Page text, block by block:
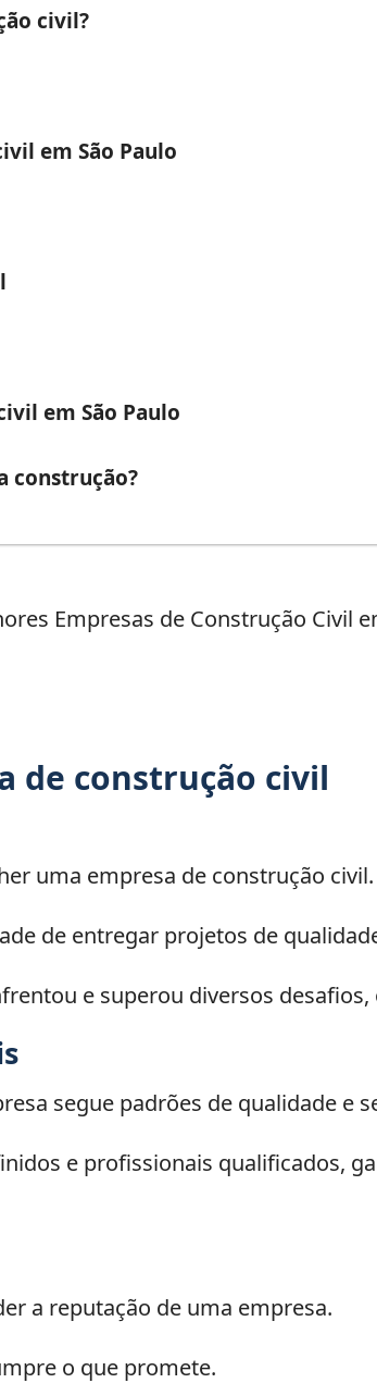
civil?
em São Paulo
em São Paulo
construção?
de construção civil
uma empresa de construção civil.
de entregar projetos de
e superou diversos
segue padrões de qualidade e
e profissionais qualificados,
a reputação de uma empresa.
o que promete.